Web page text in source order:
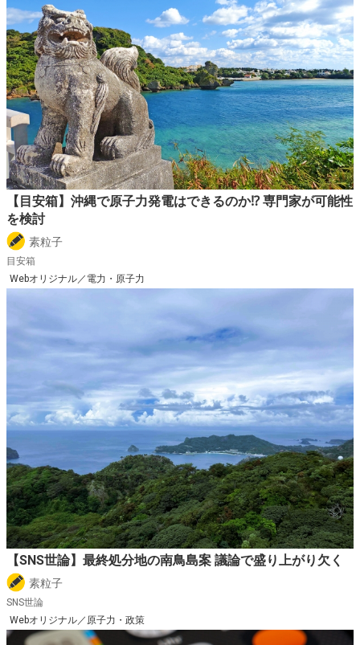
【目安箱】沖縄で原子力発電はできるのか⁉ 専門家が可能性
を検討
素粒子
目安箱
Webオリジナル／電力・原子力
【SNS世論】最終処分地の南鳥島案 議論で盛り上がり欠く
素粒子
SNS世論
Webオリジナル／原子力・政策